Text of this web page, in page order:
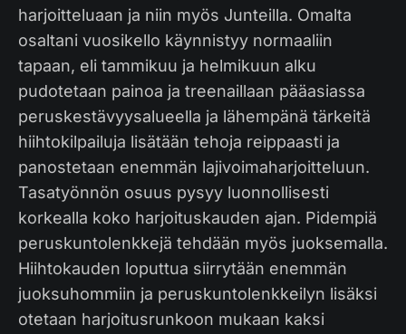
harjoitteluaan ja niin myös Junteilla. Omalta
osaltani vuosikello käynnistyy normaaliin
tapaan, eli tammikuu ja helmikuun alku
pudotetaan painoa ja treenaillaan pääasiassa
peruskestävyysalueella ja lähempänä tärkeitä
hiihtokilpailuja lisätään tehoja reippaasti ja
panostetaan enemmän lajivoimaharjoitteluun.
Tasatyönnön osuus pysyy luonnollisesti
korkealla koko harjoituskauden ajan. Pidempiä
peruskuntolenkkejä tehdään myös juoksemalla.
Hiihtokauden loputtua siirrytään enemmän
juoksuhommiin ja peruskuntolenkkeilyn lisäksi
otetaan harjoitusrunkoon mukaan kaksi